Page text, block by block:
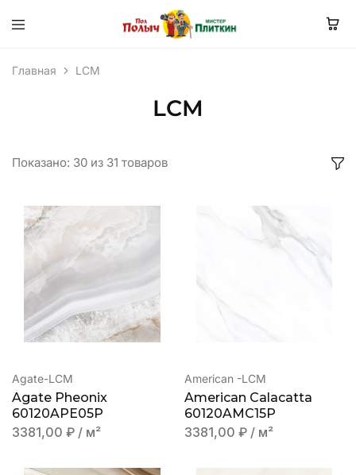
Главная LCM
LCM
Показано: 30 из 31 товаров
Agate-LCM
Agate Pheonix
60120APE05P
3381,00 ₽ / м²
American -LCM
American Calacatta
60120AMC15P
3381,00 ₽ / м²